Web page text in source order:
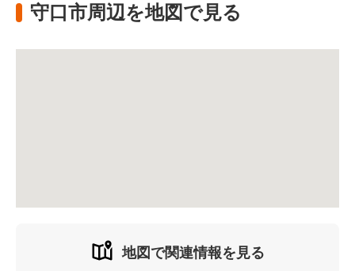
守口市周辺を地図で見る
地図で関連情報を見る